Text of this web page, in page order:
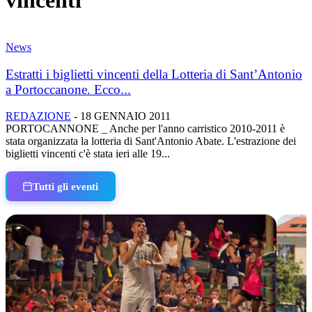
News
Estratti i biglietti vincenti della Lotteria di Sant’Antonio
a Portoccanone. Ecco...
REDAZIONE - 18 GENNAIO 2011
PORTOCANNONE _ Anche per l'anno carristico 2010-2011 è
stata organizzata la lotteria di Sant'Antonio Abate. L'estrazione dei
biglietti vincenti c'è stata ieri alle 19...
Tutti gli eventi